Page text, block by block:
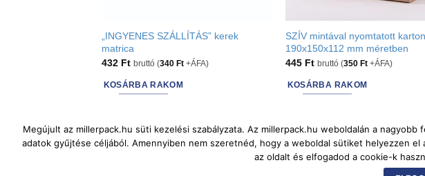
„INGYENES SZÁLLÍTÁS” kerek
matrica
432 Ft bruttó (340 Ft+ÁFA)
KOSÁRBA RAKOM
SZÍV mintával nyomtatott
190x150x112 mm méretben
445 Ft bruttó (350 Ft +ÁFA)
KOSÁRBA RAKOM
Megújult az millerpack.hu süti kezelési szabályzata. Az millerpack.hu weboldalán a
adatok gyűjtése céljából. Amennyiben nem szeretnéd, hogy a weboldal sütiket helyezzen
az oldalt és elfogadod a cookie-k